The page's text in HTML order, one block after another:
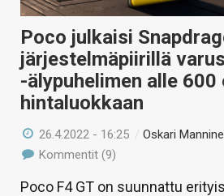
Poco julkaisi
järjestelmäpiirillä
-älypuhelimen alle 600
hintaluokkaan
26.4.2022 - 16:25 /Oskari
Kommentit (9)
Poco F4 GT on suunnattu